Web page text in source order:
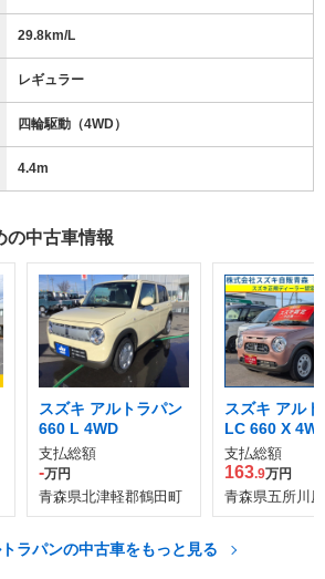
29.8km/L
レギュラー
四輪駆動（4WD）
4.4m
の中古車情報
スズキ アルトラパン
660 L 4WD
支払総額
-万円
青森県北津軽郡鶴田町
スズキ アル
LC 660 X
支払総額
163.9万円
青森県五所川
ラパンの中古車をもっと見る